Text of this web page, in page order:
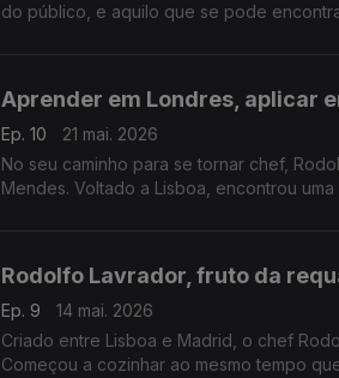
do público, e aquilo que se pode
Aprender em Londres, aplicar
Ep. 10
21 mai. 2026
No seu caminho para se tornar chef,
Mendes. Voltado a Lisboa, encontrou
Rodolfo Lavrador, fruto da
Ep. 9
14 mai. 2026
Criado entre Lisboa e Madrid, o chef
Começou a cozinhar ao mesmo tempo